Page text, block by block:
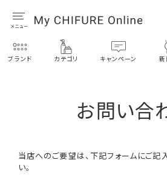
ブランド カテゴリ キャンペーン 新
お問い合
当店へのご要望は、下記フォームにご記
い。